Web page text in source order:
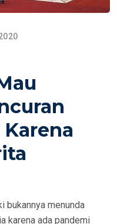
bukannya menunda
karena ada pandemi